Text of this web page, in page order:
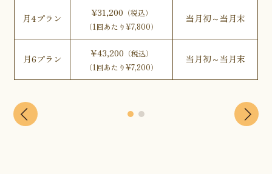
月4プラン ¥31,200 （税込）
（1回あたり¥7,800）
当月初～当月末
月6プラン ¥43,200 （税込）
（1回あたり¥7,200）
当月初～当月末